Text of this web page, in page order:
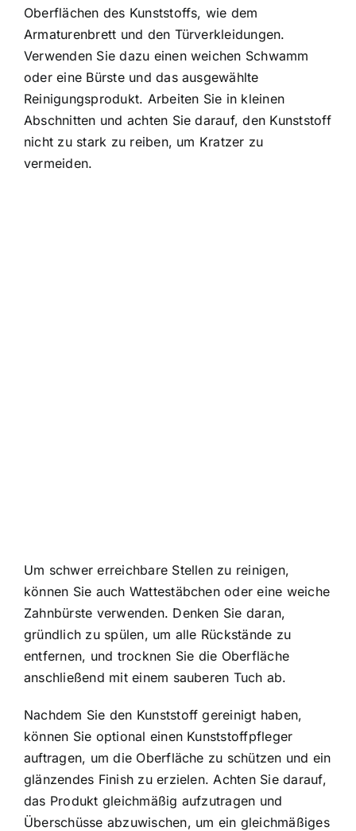
Oberflächen des Kunststoffs, wie dem
Armaturenbrett und den Türverkleidungen.
Verwenden Sie dazu einen weichen Schwamm
oder eine Bürste und das ausgewählte
Reinigungsprodukt. Arbeiten Sie in kleinen
Abschnitten und achten Sie darauf, den Kunststoff
nicht zu stark zu reiben, um Kratzer zu
vermeiden.
Um schwer erreichbare Stellen zu reinigen,
können Sie auch Wattestäbchen oder eine weiche
Zahnbürste verwenden. Denken Sie daran,
gründlich zu spülen, um alle Rückstände zu
entfernen, und trocknen Sie die Oberfläche
anschließend mit einem sauberen Tuch ab.
Nachdem Sie den Kunststoff gereinigt haben,
können Sie optional einen Kunststoffpfleger
auftragen, um die Oberfläche zu schützen und ein
glänzendes Finish zu erzielen. Achten Sie darauf,
das Produkt gleichmäßig aufzutragen und
Überschüsse abzuwischen, um ein gleichmäßiges